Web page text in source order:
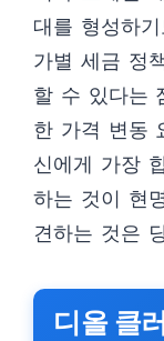
대를 형성하
가별 세금 정
할 수 있다는
한 가격 변동
신에게 가장
하는 것이 현
견하는 것은
디올 클